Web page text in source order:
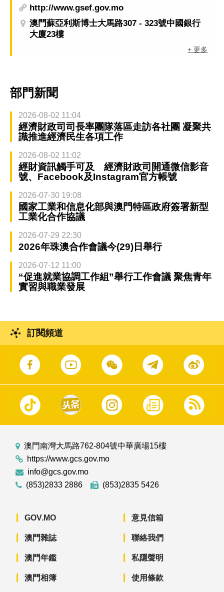
http://www.gsef.gov.mo
澳門蘇亞利斯博士大馬路307 - 323號中國銀行
大廈23樓
+ 更多
部門新聞
2026-08-02 11:04
經濟財政司司長率團隊落區走訪各社團 凝聚共
識推進經濟民生各項工作
2026-08-02 11:02
經財資訊觸手可及 經濟財政司開通微信影音
號、Facebook及Instagram官方帳號
2026-07-30 19:08
國家工業和信息化部與澳門特區政府簽署新型
工業化合作協議
2026-07-29 22:30
2026年珠澳合作會議今(29)日舉行
2026-07-12 11:00
“促進就業協調工作組”舉行工作會議 聚焦青年
實習與職業發展
訂閱頻道
澳門南灣大馬路762-804號中華廣場15樓
https://www.gcs.gov.mo
info@gcs.gov.mo
(853)2833 2886
(853)2835 5426
GOV.MO
澳門雜誌
澳門年鑑
澳門相簿
意見信箱
聯絡我們
私隱聲明
使用條款